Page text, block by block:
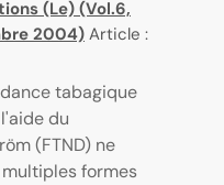
(Le) (Vol.6,
2004) Article :
tabagique
du
(FTND) ne
formes